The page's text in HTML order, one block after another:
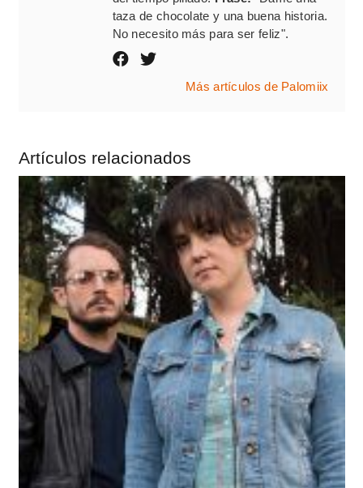
taza de chocolate y una buena historia.
No necesito más para ser feliz".
Más artículos de Palomiix
Artículos relacionados